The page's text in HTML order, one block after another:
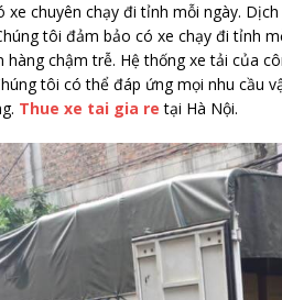
xe chuyên chạy đi tỉnh mỗi ngày.
tôi đảm bảo có xe chạy đi tỉnh
hàng chậm trễ. Hệ thống xe tải của
tôi có thể đáp ứng mọi nhu cầu
Thue xe tai gia re tại Hà Nội.